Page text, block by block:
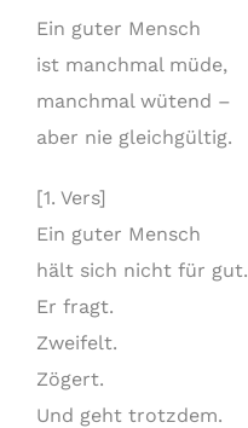
Ein guter Mensch
ist manchmal müde,
manchmal wütend –
aber nie gleichgültig.
[1. Vers]
Ein guter Mensch
hält sich nicht für gut.
Er fragt.
Zweifelt.
Zögert.
Und geht trotzdem.